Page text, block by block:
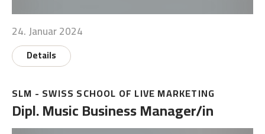
24. Januar 2024
Details
SLM - SWISS SCHOOL OF LIVE MARKETING
Dipl. Music Business Manager/in